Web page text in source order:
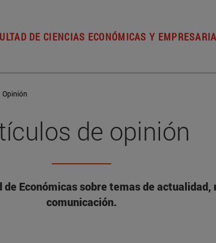
DE CIENCIAS ECONÓMICAS Y
Opinión
de opinión
Económicas sobre temas de
comunicación.